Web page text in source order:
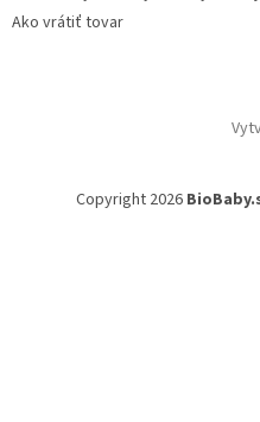
Ako vrátiť tovar
Copyright 2026